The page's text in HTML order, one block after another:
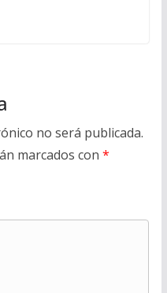
no será publicada.
marcados con *